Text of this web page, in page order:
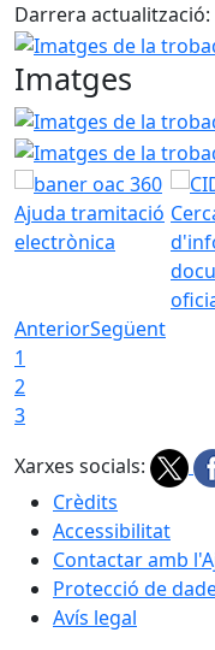
Darrera actualització:
Imatges de la trobada
Imatges
Imatges de la trobada
Ajuda tramitació
electrònica
AnteriorSegüent
1
2
3
Xarxes socials:
Crèdits
Accessibilitat
Contactar amb
Protecció de
Avís legal